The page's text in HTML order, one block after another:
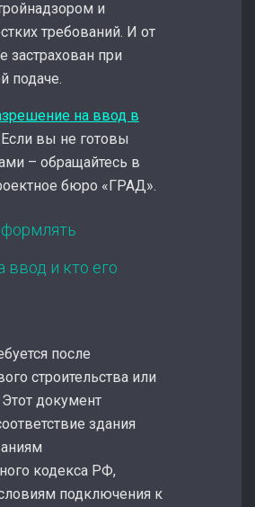
и
требований. И от
застрахован при
подаче.
на ввод в
вы не готовы
– обращайтесь в
бюро «ГРАД».
ввод и кто его
после
строительства или
документ
здания
кодекса РФ,
подключения к